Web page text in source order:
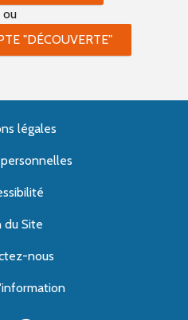
ou
"DÉCOUVERTE"
légales
du Site
nous